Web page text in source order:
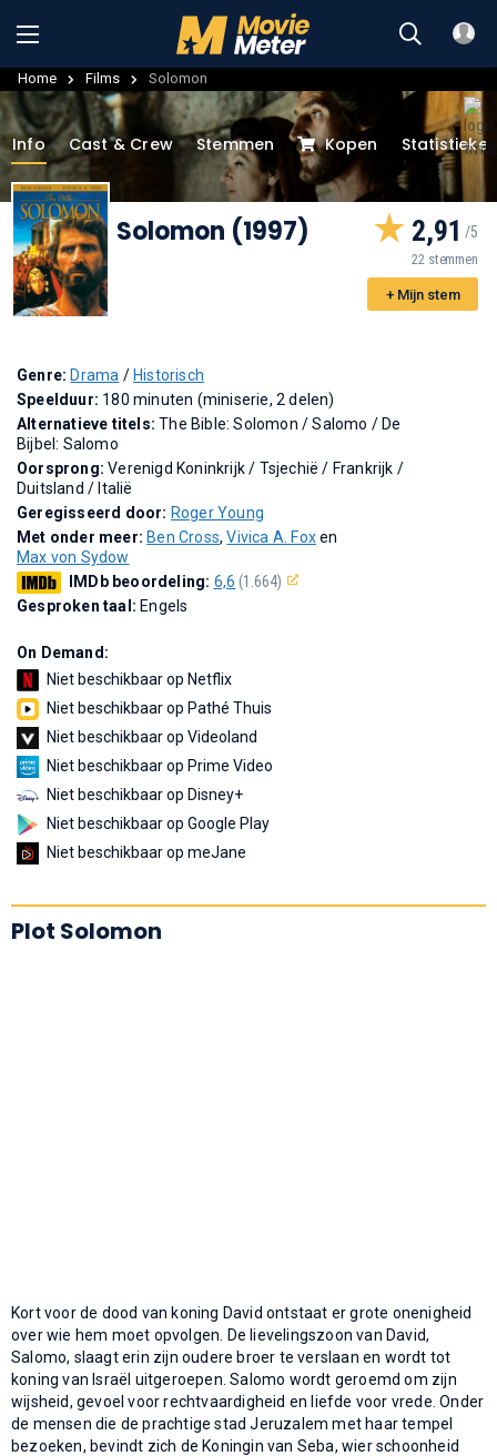
Home Films Solomon
Info Cast & Crew Stemmen Kopen
Solomon (1997) 2,91
22 stemmen
+ Mijn stem
Genre: Drama / Historisch
Speelduur: 180 minuten (miniserie, 2 delen)
Alternatieve titels:The Bible: Solomon/Salomo / De
Bijbel: Salomo
Oorsprong:Verenigd Koninkrijk / Tsjechië / Frankrijk /
Duitsland / Italië
Geregisseerd door: Roger Young
Met onder meer: Ben Cross,Vivica A. Foxen
Max von Sydow
IMDb beoordeling: 6,6 (1.664)
Gesproken taal: Engels
On Demand:
Niet beschikbaar op Netflix
Niet beschikbaar op Pathé Thuis
Niet beschikbaar op Videoland
Niet beschikbaar op Prime Video
Niet beschikbaar op Disney+
Niet beschikbaar op Google Play
Niet beschikbaar op meJane
Plot Solomon
Kort voor de dood van koning David ontstaat er grote onenigheid
over wie hem moet opvolgen. De lievelingszoon van David,
Salomo, slaagt erin zijn oudere broer te verslaan en wordt tot
koning van Israël uitgeroepen. Salomo wordt geroemd om zijn
wijsheid, gevoel voor rechtvaardigheid en liefde voor vrede. Onder
de mensen die de prachtige stad Jeruzalem met haar tempel
bezoeken, bevindt zich de Koningin van Seba, wier schoonheid